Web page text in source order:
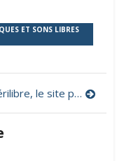
ET SONS LIBRES
Numérilibre, le site pour s’initier au numérique libre